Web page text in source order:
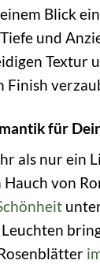
Blick
und
Textur
Finish
für
als nur ein
Hauch von